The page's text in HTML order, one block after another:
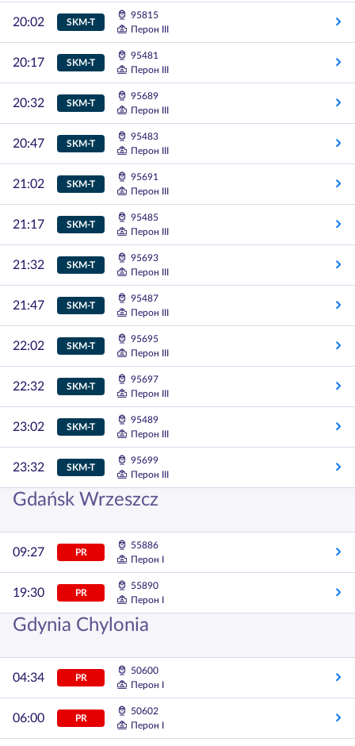
20:02 SKM-T
95815
Перон III
20:17 SKM-T
95481
Перон III
20:32 SKM-T
95689
Перон III
20:47 SKM-T
95483
Перон III
21:02 SKM-T
95691
Перон III
21:17 SKM-T
95485
Перон III
21:32 SKM-T
95693
Перон III
21:47 SKM-T
95487
Перон III
22:02 SKM-T
95695
Перон III
22:32 SKM-T
95697
Перон III
23:02 SKM-T
95489
Перон III
23:32 SKM-T
95699
Перон III
Gdańsk Wrzeszcz
09:27 PR
55886
Перон I
19:30 PR
55890
Перон I
Gdynia Chylonia
04:34 PR
50600
Перон I
06:00 PR
50602
Перон I